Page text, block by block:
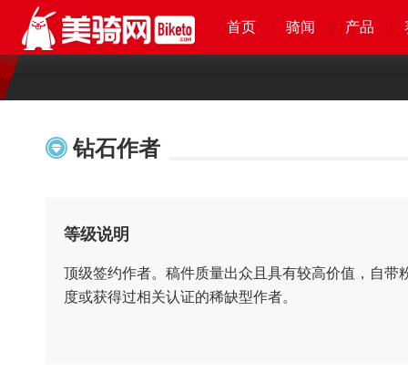
首页 骑闻 产品
首页 骑闻 产品
首页 骑闻 产品
首页 骑闻 产品
钻石作者
等级说明
顶级签约作者。稿件质量出众且具有较高价值，自带
度或获得过相关认证的稀缺型作者。